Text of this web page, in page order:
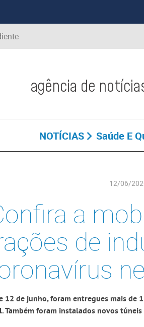
agência de
NOTÍCIAS Saúde E
12/06/
a
de
12 de junho, foram entregues mais
Também foram instalados novos